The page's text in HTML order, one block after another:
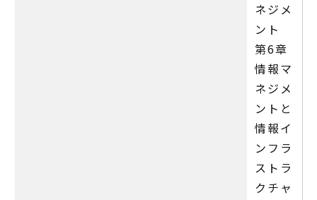
ネジメ
ント
第6章
情報マ
ネジメ
ントと
情報イ
ンフラ
ストラ
クチャ